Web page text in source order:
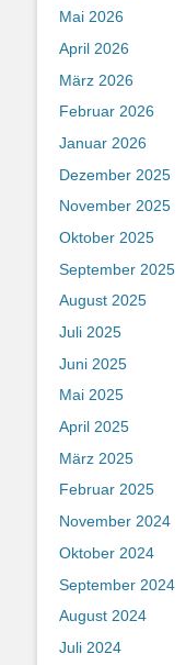
Mai 2026
April 2026
März 2026
Februar 2026
Januar 2026
Dezember 2025
November 2025
Oktober 2025
September 2025
August 2025
Juli 2025
Juni 2025
Mai 2025
April 2025
März 2025
Februar 2025
November 2024
Oktober 2024
September 2024
August 2024
Juli 2024